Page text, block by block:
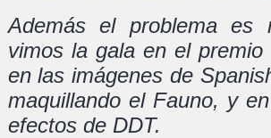
Además el problema es
vimos la gala en el
en las imágenes de
maquillando el Fauno, y
efectos de DDT.